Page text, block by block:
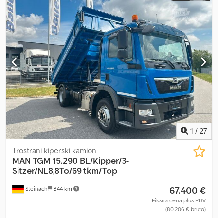
1 / 27
Steinach 844 km
Trostrani kiperski kamion
MAN TGM 15.290 BL/Kipper/3-
Sitzer/NL8,8To/69 tkm/Top
67.400 €
Fiksna cena plus PDV
(80.206 € bruto)